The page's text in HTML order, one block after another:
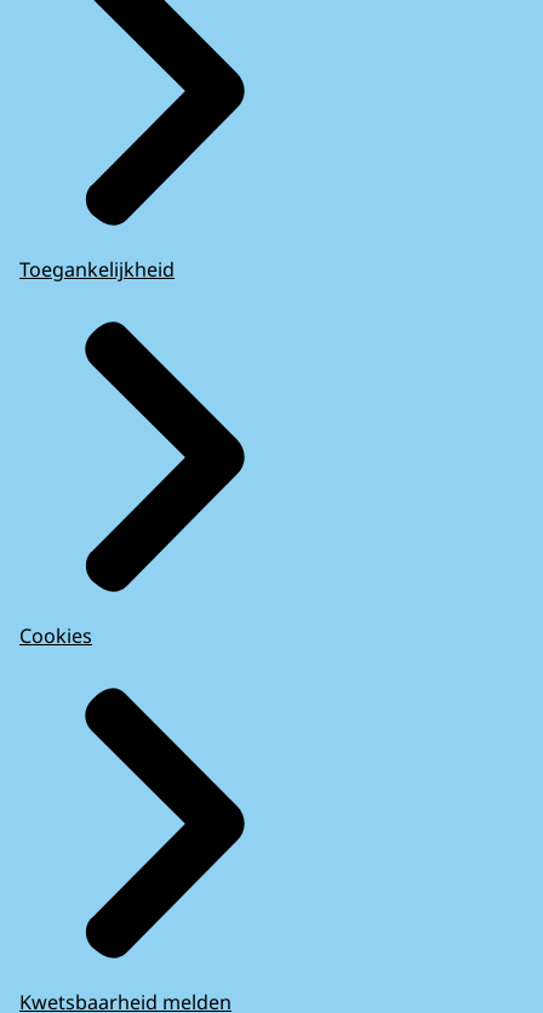
Toegankelijkheid
Cookies
Kwetsbaarheid melden